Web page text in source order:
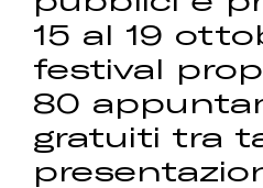
15 al 19
festival
80
gratuiti tra